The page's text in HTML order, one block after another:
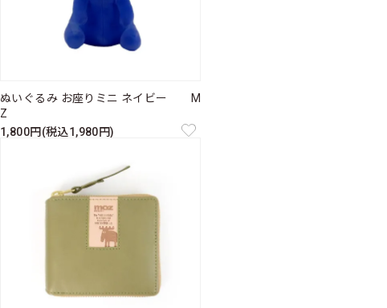
ぬいぐるみ お座りミニ ネイビー M
Z
1,800円(税込1,980円)